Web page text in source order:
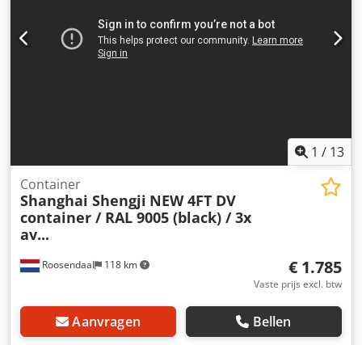
geen rechten worden ontleend.
1 / 13
Roosendaal 118 km
Container
Shanghai Shengji NEW 4FT DV
container / RAL 9005 (black) / 3x
av...
€ 1.785
Vaste prijs excl. btw
Aanvragen Bellen